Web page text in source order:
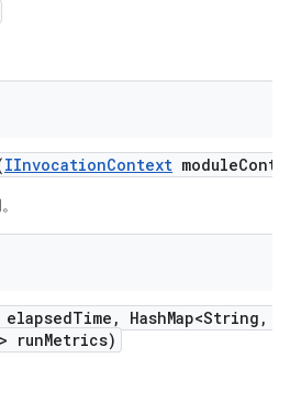
IInvocationContext module
Time , HashMap<String ,
runMetrics)